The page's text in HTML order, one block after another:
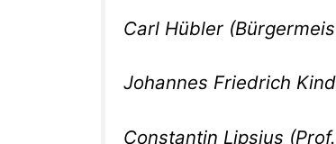
Carl Hübler
Johannes Friedrich
Constantin Lipsius